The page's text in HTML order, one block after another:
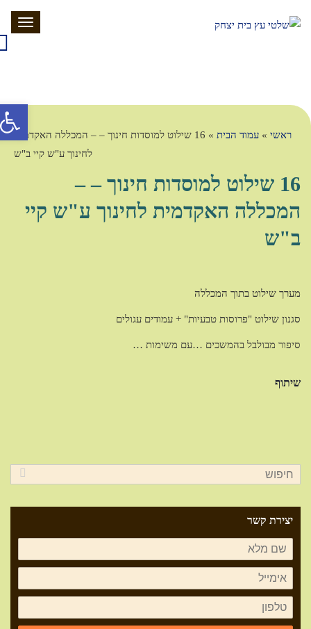
פתח
תפריט
ראשי » עמוד הבית »
16 שילוט למוסדות חינוך – – המכללה האקדמית
לחינוך ע"ש קיי ב"ש
16 שילוט למוסדות חינוך – –
המכללה האקדמית לחינוך ע"ש קיי
ב"ש
מערך שילוט בתוך המכללה
סגנון שילוט "פרוסות טבעיות" + עמודים עגולים
סיפור מבולבל בהמשכים …עם משימות …
שיתוף
יצירת קשר